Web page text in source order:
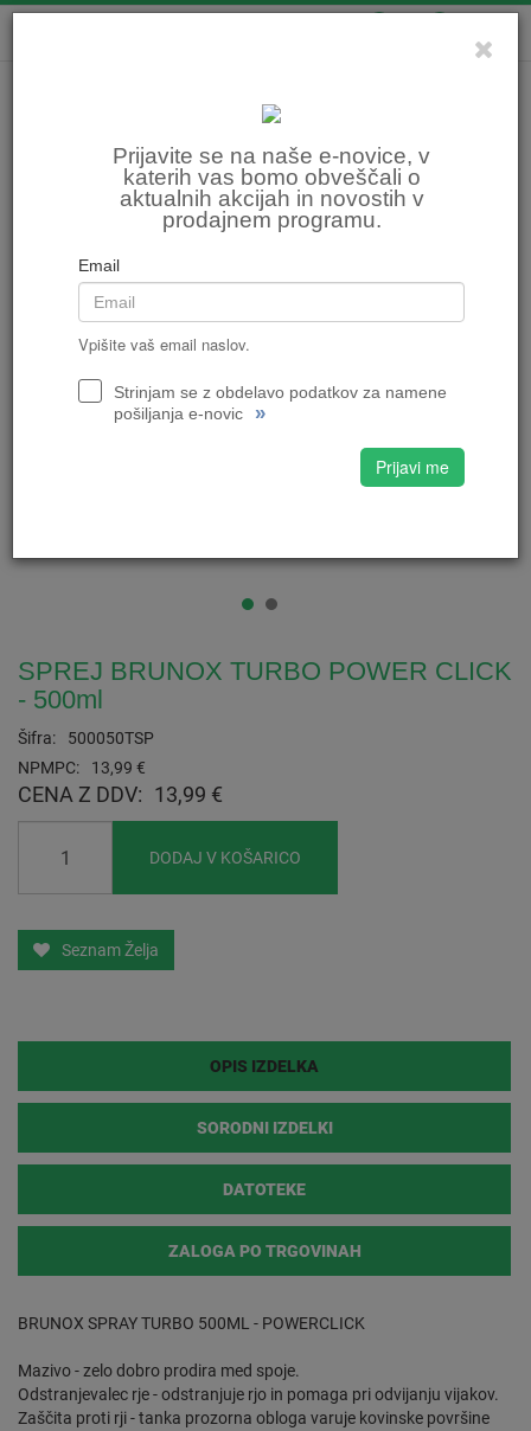
Prijavite se na naše e-novice, v
katerih vas bomo obveščali o
aktualnih akcijah in novostih v
prodajnem programu.
Email
Vpišite vaš email naslov.
Strinjam se z obdelavo podatkov za namene
pošiljanja e-novic
»
Prijavi me
SPREJ BRUNOX TURBO POWER CLICK
- 500ml
Šifra:
500050TSP
NPMPC:
13,99 €
CENA Z DDV: 13,99 €
DODAJ V KOŠARICO
Seznam Želja
OPIS IZDELKA
SORODNI IZDELKI
DATOTEKE
ZALOGA PO TRGOVINAH
BRUNOX SPRAY TURBO 500ML - POWERCLICK
Mazivo - zelo dobro prodira med spoje.
Odstranjevalec rje - odstranjuje rjo in pomaga pri odvijanju vijakov.
Zaščita proti rji - tanka prozorna obloga varuje kovinske površine